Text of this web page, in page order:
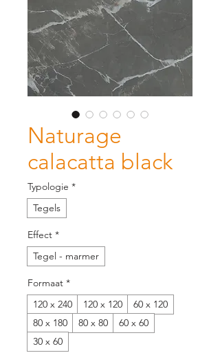
Naturage
calacatta black
Typologie *
Tegels
Effect *
Tegel - marmer
Formaat *
120 x 240
120 x 120
60 x 120
80 x 180
80 x 80
60 x 60
30 x 60